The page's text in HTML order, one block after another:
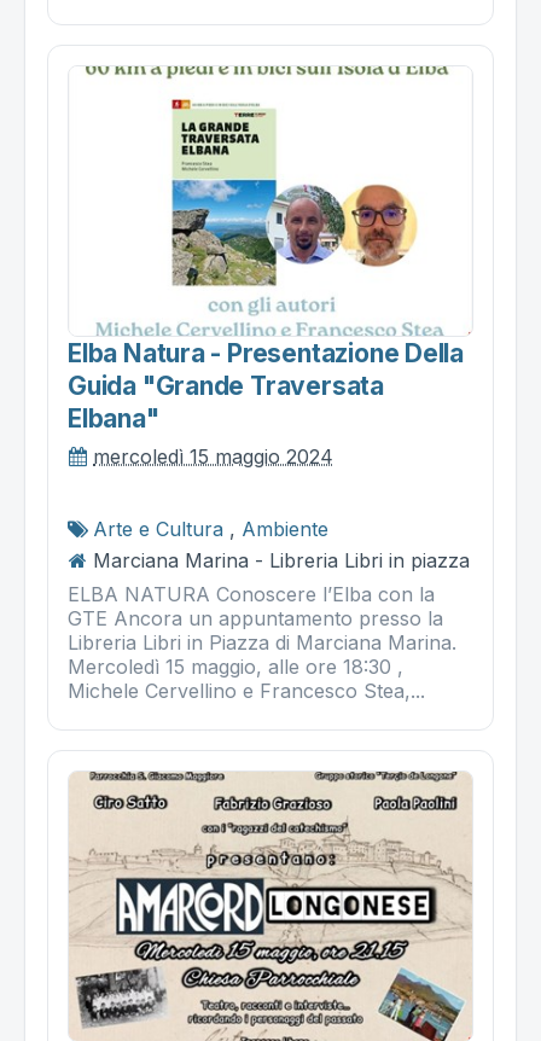
Elba Natura - Presentazione Della
Guida "grande Traversata
Elbana"
mercoledì 15 maggio 2024
Arte e Cultura , Ambiente
Marciana Marina - Libreria Libri in piazza
ELBA NATURA Conoscere l’Elba con la
GTE Ancora un appuntamento presso la
Libreria Libri in Piazza di Marciana Marina.
Mercoledì 15 maggio, alle ore 18:30 ,
Michele Cervellino e Francesco Stea,...